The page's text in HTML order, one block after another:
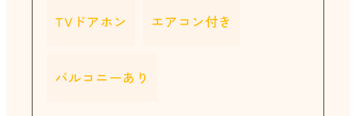
TVドアホン エアコン付き
バルコニーあり